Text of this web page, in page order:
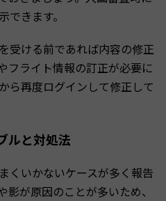
できます。
受ける前であれば内容の修正
フライト情報の訂正が必要に
ら再度ログインして修正して
ルと対処法
くいかないケースが多く報告
が原因のことが多いため、